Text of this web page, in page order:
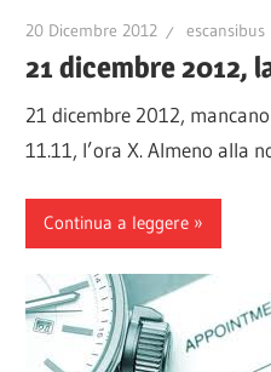
20 Dicembre 2012 escansibus
21 dicembre 2012,
21 dicembre 2012,
11.11, l’ora X. Almeno alla
Continua a leggere